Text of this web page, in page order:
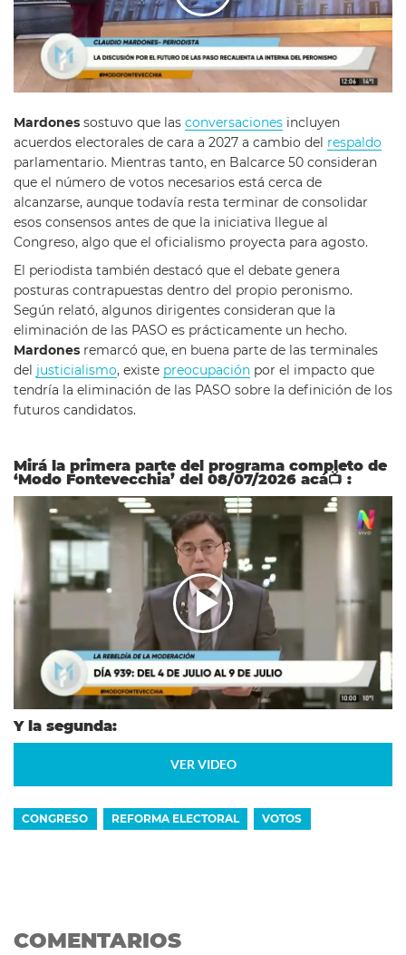
Mardones sostuvo que las conversaciones incluyen
acuerdos electorales de cara a 2027 a cambio del respaldo
parlamentario. Mientras tanto, en Balcarce 50 consideran
que el número de votos necesarios está cerca de
alcanzarse, aunque todavía resta terminar de consolidar
esos consensos antes de que la iniciativa llegue al
Congreso, algo que el oficialismo proyecta para agosto.
El periodista también destacó que el debate genera
posturas contrapuestas dentro del propio peronismo.
Según relató, algunos dirigentes consideran que la
eliminación de las PASO es prácticamente un hecho.
Mardones remarcó que, en buena parte de las terminales
del justicialismo, existe preocupación por el impacto que
tendría la eliminación de las PASO sobre la definición de los
futuros candidatos.
Mirá la primera parte del programa completo de
‘Modo Fontevecchia’ del 08/07/2026 acá📺 :
Y la segunda:
VER VIDEO
CONGRESO REFORMA ELECTORAL VOTOS
COMENTARIOS